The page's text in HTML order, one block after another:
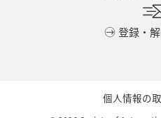
登録・
個人情報の